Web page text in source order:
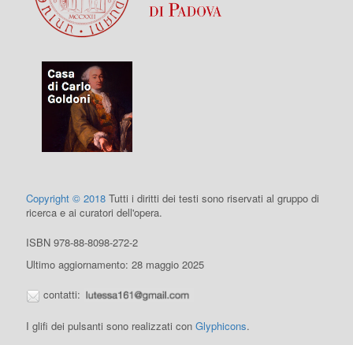
Copyright © 2018 Tutti i diritti dei testi sono riservati al gruppo di
ricerca e ai curatori dell'opera.
ISBN 978-88-8098-272-2
Ultimo aggiornamento: 28 maggio 2025
contatti:
I glifi dei pulsanti sono realizzati conGlyphicons.